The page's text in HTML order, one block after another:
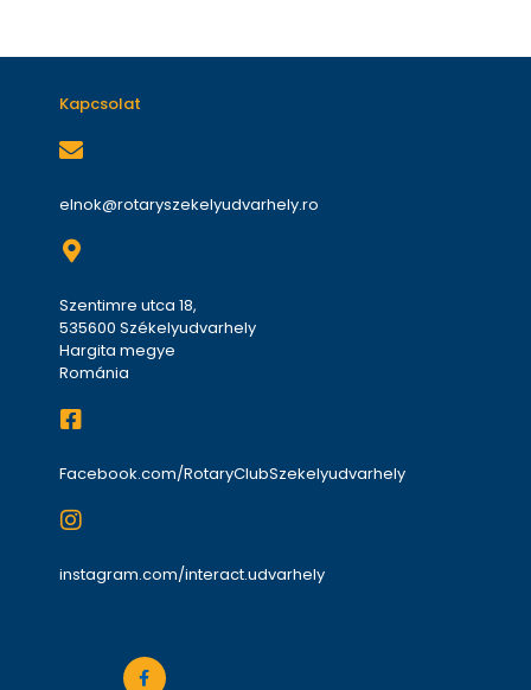
Kapcsolat
elnok@rotaryszekelyudvarhely.ro
Szentimre utca 18,
535600 Székelyudvarhely
Hargita megye
Románia
Facebook.com/RotaryClubSzekelyudvarhely
instagram.com/interact.udvarhely